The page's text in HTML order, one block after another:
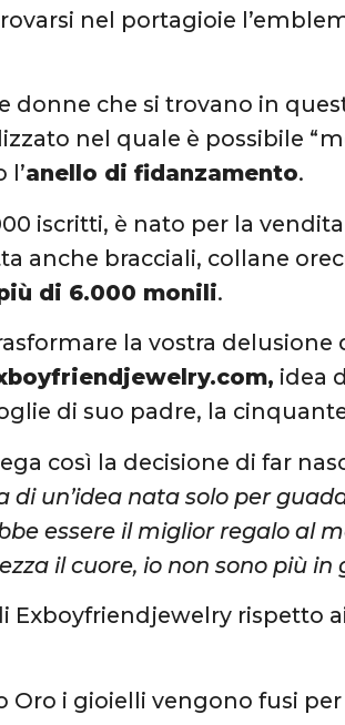
nel portagioie
donne che si trovano in
nel quale è possibile
l’anello di fidanzamento.
iscritti, è nato per la
anche bracciali, collane
di 6.000 monili.
la vostra delusione
idea
di suo padre, la
così la decisione di far
di un’idea nata solo per
essere il miglior regalo al
il cuore, io non sono più
Exboyfriendjewelry rispetto
i gioielli vengono fusi